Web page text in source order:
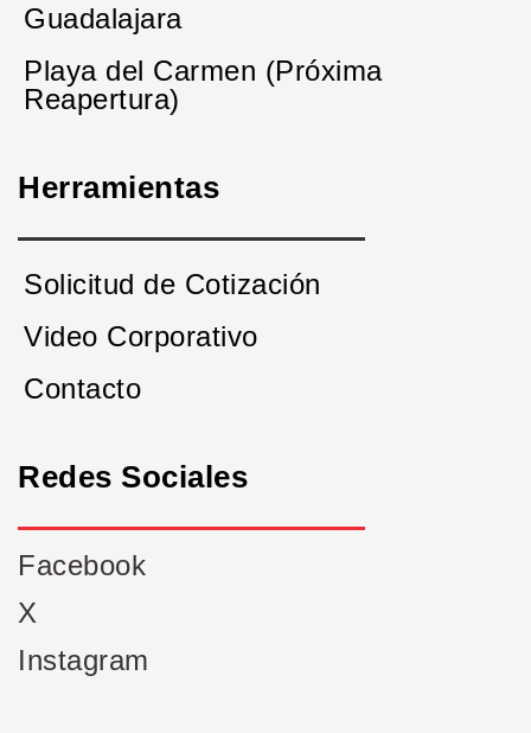
Guadalajara
Playa del Carmen (Próxima
Reapertura)
Herramientas
Solicitud de Cotización
Video Corporativo
Contacto
Redes Sociales
Facebook
X
Instagram